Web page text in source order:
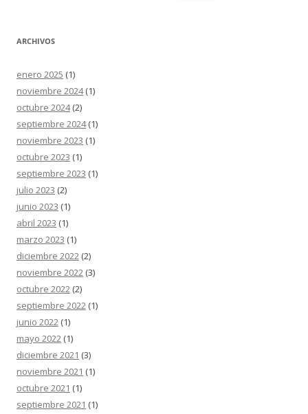
ARCHIVOS
enero 2025 (1)
noviembre 2024(1)
octubre 2024(2)
septiembre 2024(1)
noviembre 2023 (1)
octubre 2023 (1)
septiembre 2023 (1)
julio 2023 (2)
junio 2023 (1)
abril 2023 (1)
marzo 2023 (1)
diciembre 2022 (2)
noviembre 2022 (3)
octubre 2022 (2)
septiembre 2022 (1)
junio 2022 (1)
mayo 2022 (1)
diciembre 2021 (3)
noviembre 2021 (1)
octubre 2021 (1)
septiembre 2021 (1)